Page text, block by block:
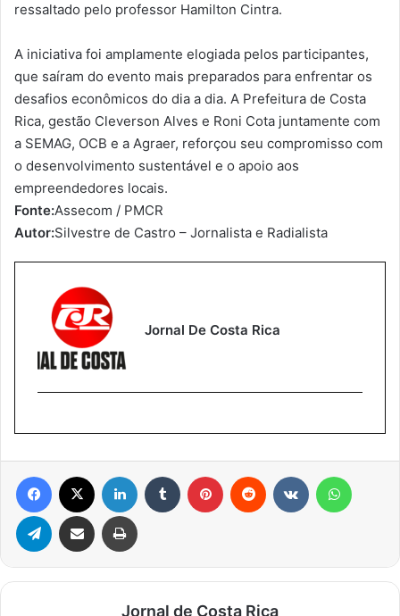
ressaltado pelo professor Hamilton Cintra.
A iniciativa foi amplamente elogiada pelos participantes,
que saíram do evento mais preparados para enfrentar os
desafios econômicos do dia a dia. A Prefeitura de Costa
Rica, gestão Cleverson Alves e Roni Cota juntamente com
a SEMAG, OCB e a Agraer, reforçou seu compromisso com
o desenvolvimento sustentável e o apoio aos
empreendedores locais.
Fonte:Assecom / PMCR
Autor:Silvestre de Castro – Jornalista e Radialista
Jornal De Costa Rica
Facebook Linkedin Tumblr Pinterest Reddit
Telegram Compartilhar via e-mail Imprimir
Jornal de Costa Rica